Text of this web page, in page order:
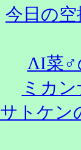
今日の
ΛΙ菜
ミカ
サトケン